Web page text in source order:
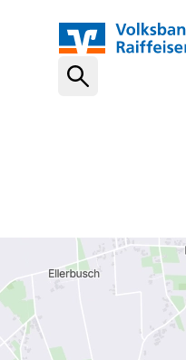
VR Banking App